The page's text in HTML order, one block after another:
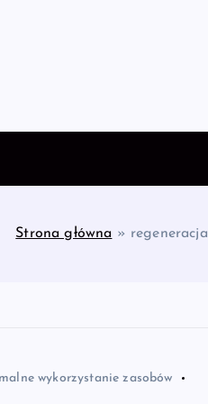
Strona główna » regeneracja
wykorzystanie zasobów